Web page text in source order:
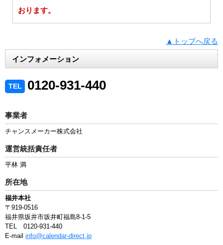
おります。
▲トップへ戻る
インフォメーション
TEL 0120-931-440
事業者
チャンスメーカー株式会社
運営統括責任者
平林 満
所在地
福井本社
〒919-0516
福井県坂井市坂井町福島8-1-5
TEL 0120-931-440
E-mail info@calendar-direct.jp